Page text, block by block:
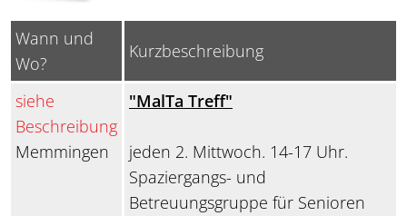
Wann und
Wo?
Kurzbeschreibung
siehe
Beschreibung
Memmingen
"MalTa Treff"
jeden 2. Mittwoch. 14-17 Uhr.
Spaziergangs- und
Betreuungsgruppe für Senioren